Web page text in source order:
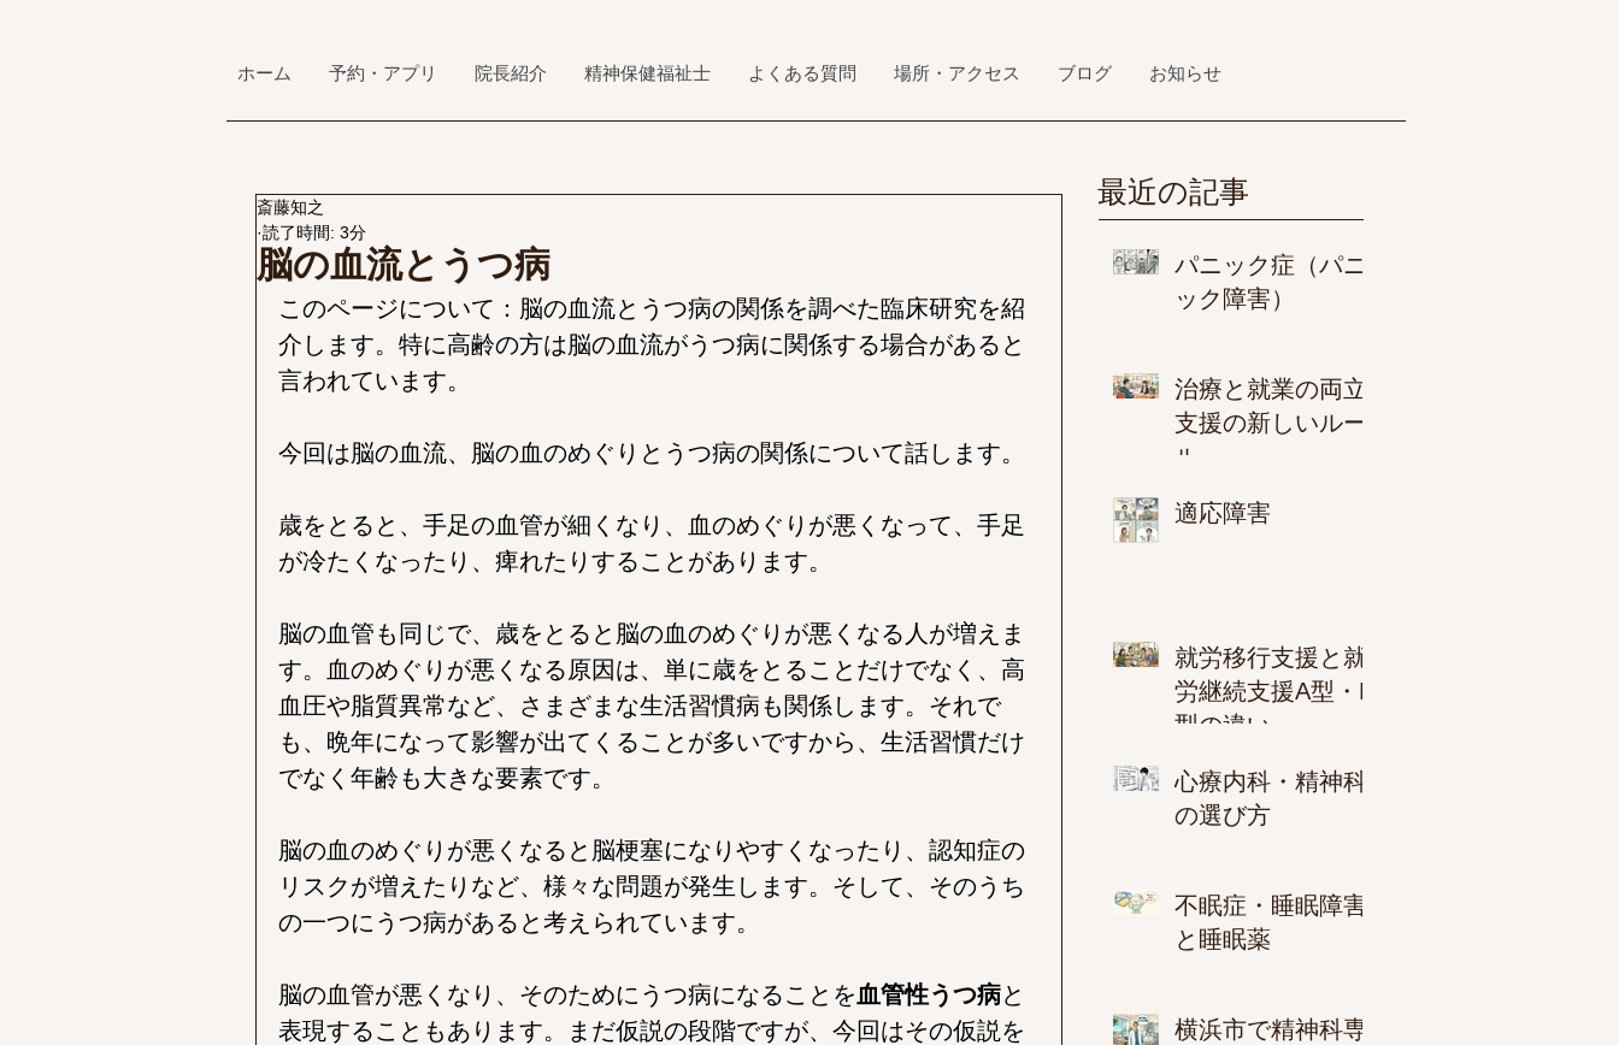
ホーム 予約・アプリ 院長紹介 精神保健福祉士 よくある質問 場所・アクセス ブログ お知らせ
脳の血流とうつ病
斎藤知之
読了時間: 3分
このページについて：脳の血流とうつ病の関係を調べた臨床研究を紹
介します。特に高齢の方は脳の血流がうつ病に関係する場合があると
言われています。
今回は脳の血流、脳の血のめぐりとうつ病の関係について話します。
歳をとると、手足の血管が細くなり、血のめぐりが悪くなって、手足
が冷たくなったり、痺れたりすることがあります。
脳の血管も同じで、歳をとると脳の血のめぐりが悪くなる人が増えま
す。血のめぐりが悪くなる原因は、単に歳をとることだけでなく、高
血圧や脂質異常など、さまざまな生活習慣病も関係します。それで
も、晩年になって影響が出てくることが多いですから、生活習慣だけ
でなく年齢も大きな要素です。
脳の血のめぐりが悪くなると脳梗塞になりやすくなったり、認知症の
リスクが増えたりなど、様々な問題が発生します。そして、そのうち
の一つにうつ病があると考えられています。
脳の血管が悪くなり、そのためにうつ病になることを血管性うつ病と
表現することもあります。まだ仮説の段階ですが、今回はその仮説を
最近の記事
パニック症（パニ
ック障害）
治療と就業の両立
支援の新しいルー
ル
適応障害
就労移行支援と就
労継続支援A型・B
型の違い
心療内科・精神科
の選び方
不眠症・睡眠障害
と睡眠薬
横浜市で精神科専